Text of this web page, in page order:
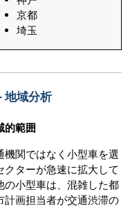
京都
埼玉
地域分析
的範囲
関ではなく小型車を選
ターが急速に拡大して
の小型車は、混雑した都
計画担当者が交通渋滞の